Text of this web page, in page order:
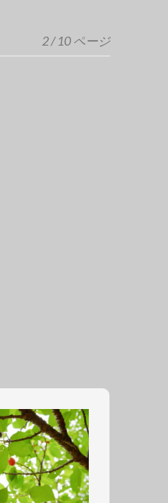
2 / 10 ページ